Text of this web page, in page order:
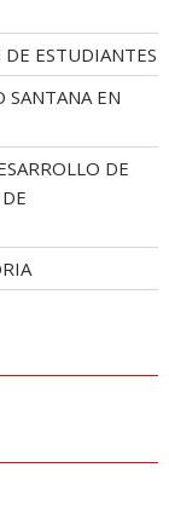
ESTUDIANTES
SANTANA EN
DE